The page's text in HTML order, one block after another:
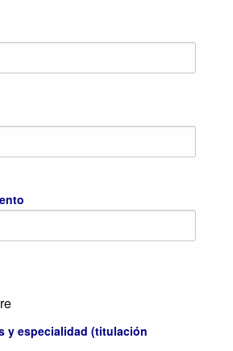
y especialidad (titulación